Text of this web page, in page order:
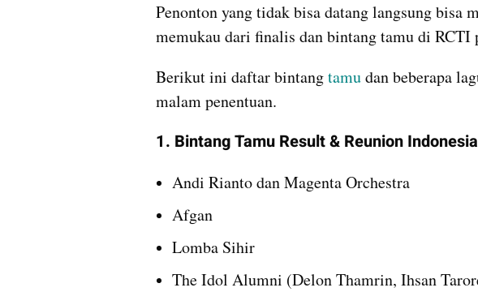
Penonton yang tidak bisa datang langsung bisa
memukau dari finalis dan bintang tamu di
Berikut ini daftar bintang tamu dan beberapa
malam penentuan.
1. Bintang Tamu Result & Reunion
Andi Rianto dan Magenta Orchestra
Afgan
Lomba Sihir
The Idol Alumni (Delon Thamrin, Ihsan